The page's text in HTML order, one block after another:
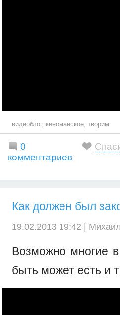
видеоблог, киноманское, творим
0
комментариев
Как должен был
19.02.2013 19:42 | Михаил
Возможно многие
быть может есть и